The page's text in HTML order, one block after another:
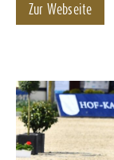
Zur Webseite